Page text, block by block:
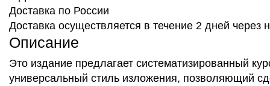
Доставка по России
Доставка осуществляется в течение 2 дней
Описание
Это издание предлагает систематизированный
универсальный стиль изложения, позволяющий